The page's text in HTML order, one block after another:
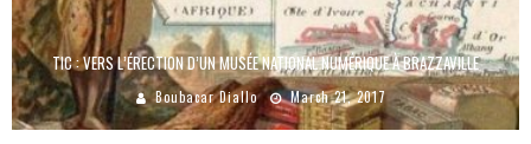
TIC : VERS L’ÉRECTION D’UN MUSÉE NATIONAL NUMÉRIQUE À BRAZZAVILLE
Boubacar Diallo March 21, 2017